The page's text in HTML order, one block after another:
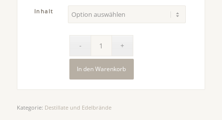
Inhalt
In den Warenkorb
Kategorie: Destillate und Edelbrände